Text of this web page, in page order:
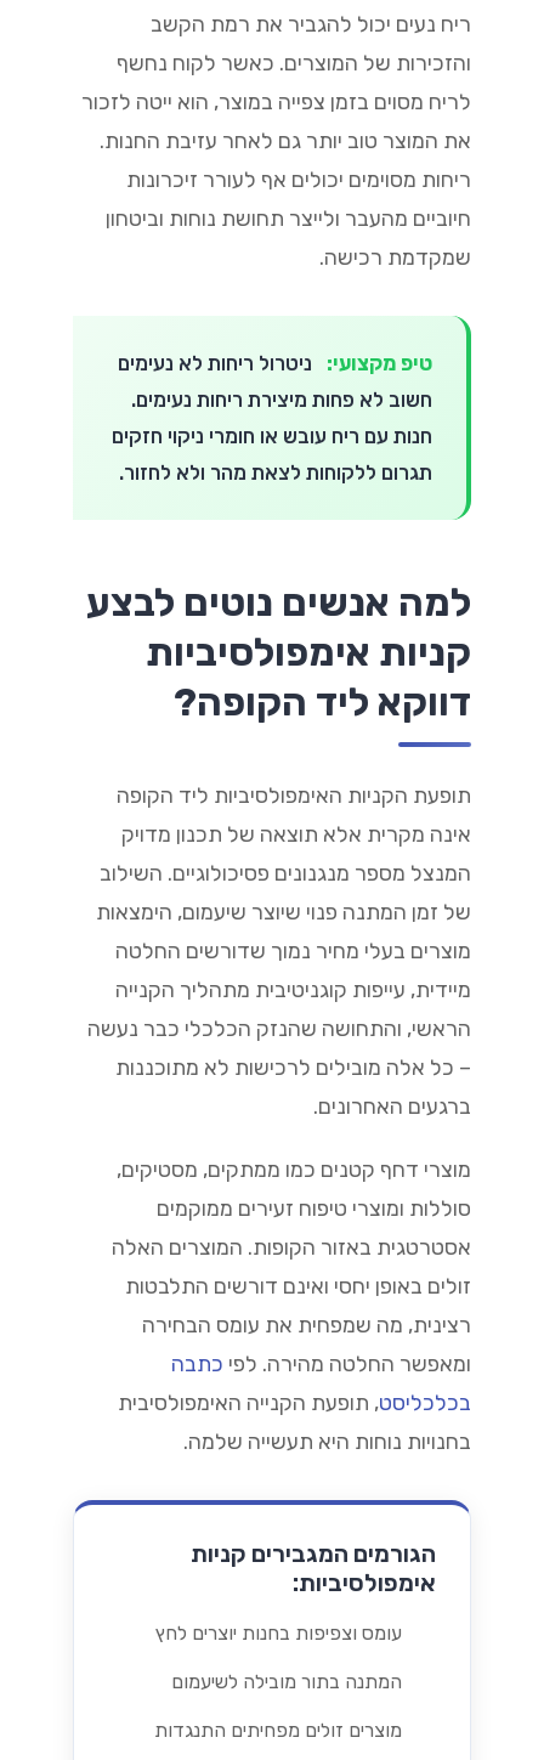
ריח נעים יכול להגביר את רמת הקשב
והזכירות של המוצרים. כאשר לקוח נחשף
לריח מסוים בזמן צפייה במוצר, הוא ייטה לזכור
את המוצר טוב יותר גם לאחר עזיבת החנות.
ריחות מסוימים יכולים אף לעורר זיכרונות
חיוביים מהעבר ולייצר תחושת נוחות וביטחון
שמקדמת רכישה.
טיפ מקצועי:
ניטרול ריחות לא נעימים
חשוב לא פחות מיצירת ריחות נעימים.
חנות עם ריח עובש או חומרי ניקוי חזקים
תגרום ללקוחות לצאת מהר ולא לחזור.
למה אנשים נוטים לבצע
קניות אימפולסיביות
דווקא ליד הקופה?
תופעת הקניות האימפולסיביות ליד הקופה
אינה מקרית אלא תוצאה של תכנון מדויק
המנצל מספר מנגנונים פסיכולוגיים. השילוב
של זמן המתנה פנוי שיוצר שיעמום, הימצאות
מוצרים בעלי מחיר נמוך שדורשים החלטה
מיידית, עייפות קוגניטיבית מתהליך הקנייה
הראשי, והתחושה שהנזק הכלכלי כבר נעשה
– כל אלה מובילים לרכישות לא מתוכננות
ברגעים האחרונים.
מוצרי דחף קטנים כמו ממתקים, מסטיקים,
סוללות ומוצרי טיפוח זעירים ממוקמים
אסטרטגית באזור הקופות. המוצרים האלה
זולים באופן יחסי ואינם דורשים התלבטות
רצינית, מה שמפחית את עומס הבחירה
ומאפשר החלטה מהירה. לפי כתבה
בכלכליסט, תופעת הקנייה האימפולסיבית
בחנויות נוחות היא תעשייה שלמה.
הגורמים המגבירים קניות
אימפולסיביות:
עומס וצפיפות בחנות יוצרים לחץ
המתנה בתור מובילה לשיעמום
מוצרים זולים מפחיתים התנגדות